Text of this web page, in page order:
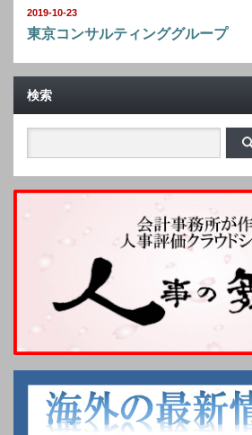
2019-10-23
東京コンサルティンググループ
検索